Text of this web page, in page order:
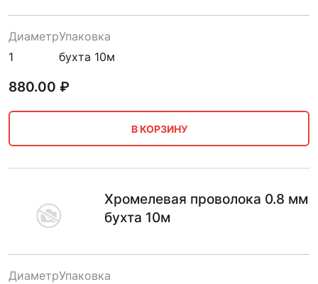
Диаметр
1
Упаковка
бухта 10м
880.00 ₽
В КОРЗИНУ
Хромелевая проволока 0.8 мм
бухта 10м
ДиаметрУпаковка